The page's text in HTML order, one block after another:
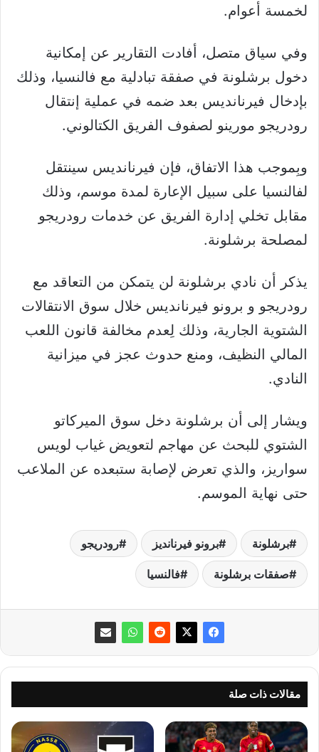
لخمسة أعوام.
وفي سياق متصل، أفادت التقارير عن إمكانية
دخول برشلونة في صفقة تبادلية مع فالنسيا، وذلك
بإدخال فيرنانديس بعد ضمه في عملية إنتقال
رودريجو مورينو لصفوف الفريق الكتالوني.
وبِموجب هذا الاتفاق، فإن فيرنانديس سينتقل
لفالنسيا على سبيل الإعارة لمدة موسم، وذلك
مقابل تخلي إدارة الفريق عن خدمات رودريجو
لمصلحة برشلونة.
يذكر أن نادي برشلونة لن يتمكن من التعاقد مع
رودريجو و برونو فيرنانديس خلال سوق الانتقالات
الشتوية الجارية، وذلك لِعدم مخالفة قانون اللعب
المالي النظيف، ومنع حدوث عجز في ميزانية
النادي.
ويشار إلى أن برشلونة دخل سوق الميركاتو
الشتوي للبحث عن مهاجم لتعويض غياب لويس
سواريز، والذي تعرض لإصابة ستبعده عن الملاعب
حتى نهاية الموسم.
برشلونة برونو فيرنانديز رودريجو
صفقات برشلونة فالنسيا
مقالات ذات صلة